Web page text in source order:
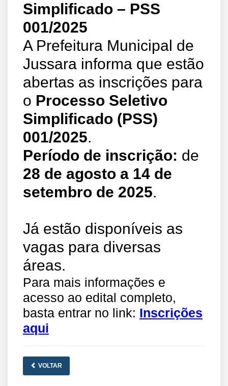
Simplificado – PSS
001/2025
A Prefeitura Municipal de
Jussara informa que estão
abertas as inscrições para
o Processo Seletivo
Simplificado (PSS)
001/2025.
Período de inscrição: de
28 de agosto a 14 de
setembro de 2025.
Já estão disponíveis as
vagas para diversas
áreas.
Para mais informações e
acesso ao edital completo,
basta entrar no link: Inscrições
aqui
VOLTAR